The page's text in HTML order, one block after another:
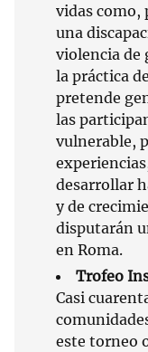
vidas como,
una
violencia de
la práctica
pretende
las
vulnerable,
desarrollar
y de
disputarán
en Roma.
Trofeo
Casi
este torneo